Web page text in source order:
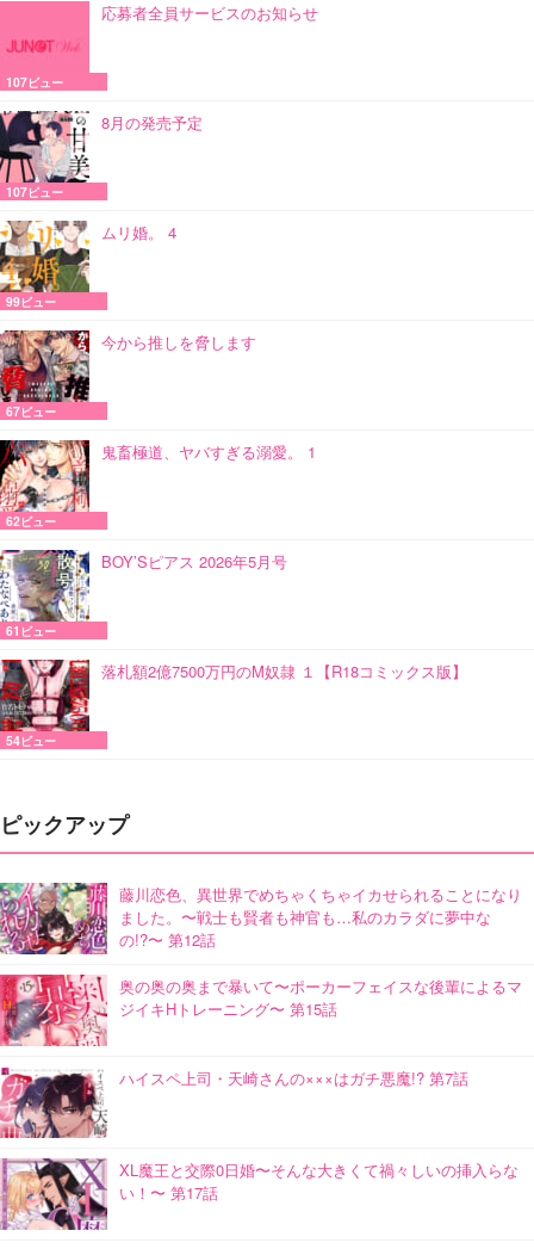
応募者全員サービスのお知らせ
107ビュー
8月の発売予定
107ビュー
ムリ婚。 4
99ビュー
今から推しを脅します
67ビュー
鬼畜極道、ヤバすぎる溺愛。 1
62ビュー
BOY’Sピアス 2026年5月号
61ビュー
落札額2億7500万円のM奴隷 １【R18コミックス版】
54ビュー
ピックアップ
藤川恋色、異世界でめちゃくちゃイカせられることになり
ました。〜戦士も賢者も神官も…私のカラダに夢中な
の!?〜 第12話
奥の奥の奥まで暴いて〜ポーカーフェイスな後輩によるマ
ジイキHトレーニング〜 第15話
ハイスペ上司・天崎さんの×××はガチ悪魔!? 第7話
XL魔王と交際0日婚〜そんな大きくて禍々しいの挿入らな
い！〜 第17話